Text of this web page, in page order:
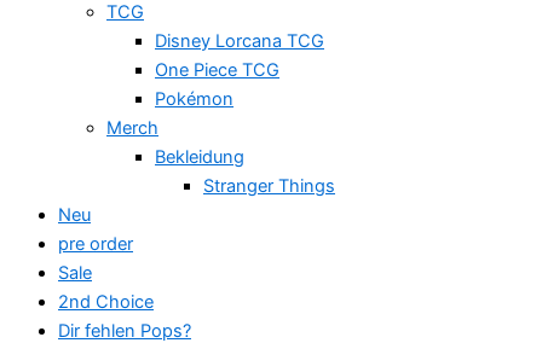
TCG
Disney Lorcana TCG
One Piece TCG
Pokémon
Merch
Bekleidung
Stranger Things
Neu
pre order
Sale
2nd Choice
Dir fehlen Pops?